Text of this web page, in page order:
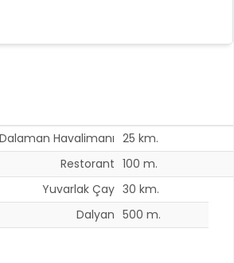
Dalaman Havalimanı 25 km.
Restorant 100 m.
Yuvarlak Çay 30 km.
Dalyan 500 m.